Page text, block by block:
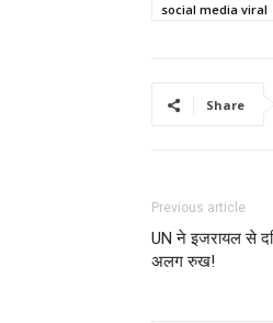
social media viral
Share
Previous article
UN ने इजरायल से
अलग रुख!